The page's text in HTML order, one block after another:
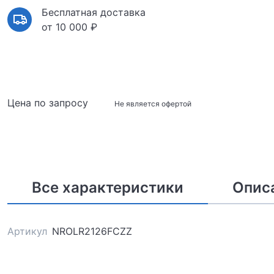
Бесплатная доставка
от 10 000 ₽
Цена по запросу Не является офертой
Все характеристики
Артикул NROLR2126FCZZ